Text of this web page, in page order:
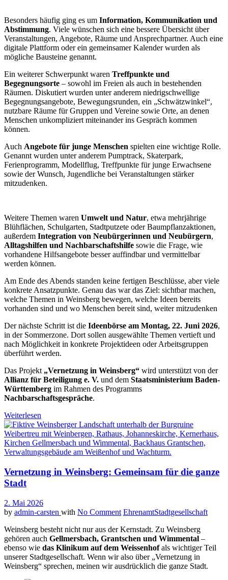
Besonders häufig ging es um Information, Kommunikation und
Abstimmung. Viele wünschen sich eine bessere Übersicht über
Veranstaltungen, Angebote, Räume und Ansprechpartner. Auch eine
digitale Plattform oder ein gemeinsamer Kalender wurden als
mögliche Bausteine genannt.
Ein weiterer Schwerpunkt waren Treffpunkte und
Begegnungsorte – sowohl im Freien als auch in bestehenden
Räumen. Diskutiert wurden unter anderem niedrigschwellige
Begegnungsangebote, Bewegungsrunden, ein „Schwätzwinkel“,
nutzbare Räume für Gruppen und Vereine sowie Orte, an denen
Menschen unkompliziert miteinander ins Gespräch kommen
können.
Auch Angebote für junge Menschen spielten eine wichtige Rolle.
Genannt wurden unter anderem Pumptrack, Skaterpark,
Ferienprogramm, Modellflug, Treffpunkte für junge Erwachsene
sowie der Wunsch, Jugendliche bei Veranstaltungen stärker
mitzudenken.
Weitere Themen waren Umwelt und Natur, etwa mehrjährige
Blühflächen, Schulgarten, Stadtputzete oder Baumpflanzaktionen,
außerdem Integration von Neubürgerinnen und Neubürgern,
Alltagshilfen und Nachbarschaftshilfe sowie die Frage, wie
vorhandene Hilfsangebote besser auffindbar und vermittelbar
werden können.
Am Ende des Abends standen keine fertigen Beschlüsse, aber viele
konkrete Ansatzpunkte. Genau das war das Ziel: sichtbar machen,
welche Themen in Weinsberg bewegen, welche Ideen bereits
vorhanden sind und wo Menschen bereit sind, weiter mitzudenken
Der nächste Schritt ist die Ideenbörse am Montag, 22. Juni 2026,
in der Sommerzone. Dort sollen ausgewählte Themen vertieft und
nach Möglichkeit in konkrete Projektideen oder Arbeitsgruppen
überführt werden.
Das Projekt „Vernetzung in Weinsberg“ wird unterstützt von der
Allianz für Beteiligung e. V. und dem Staatsministerium Baden-
Württemberg im Rahmen des Programms
Nachbarschaftsgespräche.
Weiterlesen
Vernetzung in Weinsberg: Gemeinsam für die ganze
Stadt
2. Mai 2026
by admin-carsten with No Comment EhrenamtStadtgesellschaft
Weinsberg besteht nicht nur aus der Kernstadt. Zu Weinsberg
gehören auch Gellmersbach, Grantschen und Wimmental –
ebenso wie das Klinikum auf dem Weissenhofals wichtiger Teil
unserer Stadtgesellschaft. Wenn wir also über „Vernetzung in
Weinsberg“ sprechen, meinen wir ausdrücklich die ganze Stadt.